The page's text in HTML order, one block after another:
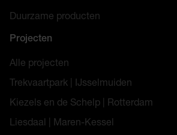
Duurzame producten
Projecten
Alle projecten
Trekvaartpark | IJsselmuiden
Kiezels en de Schelp | Rotterdam
Liesdaal | Maren-Kessel